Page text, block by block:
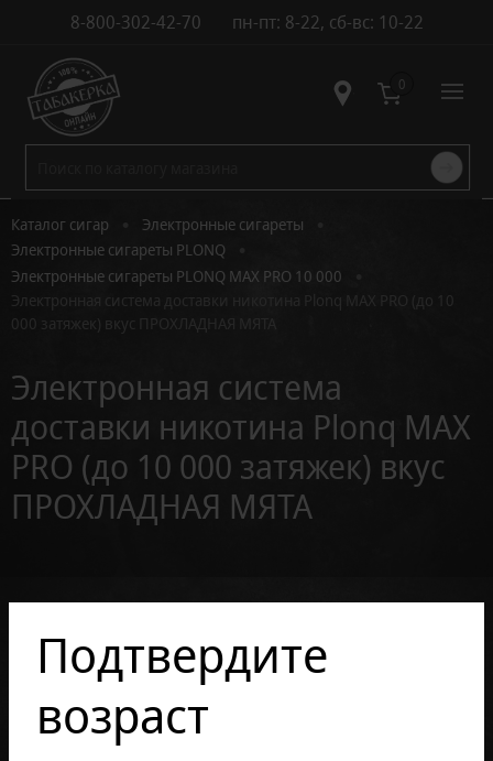
8-800-302-42-70 пн-пт: 8-22, сб-вс: 10-22
Контакты 0
Каталог сигар Электронные сигареты
Электронные сигареты PLONQ
Электронные сигареты PLONQ MAX PRO 10 000
Электронная система доставки никотина Plonq MAX PRO (до 10
000 затяжек) вкус ПРОХЛАДНАЯ МЯТА
Электронная система
доставки никотина Plonq MAX
PRO (до 10 000 затяжек) вкус
ПРОХЛАДНАЯ МЯТА
Подтвердите
возраст